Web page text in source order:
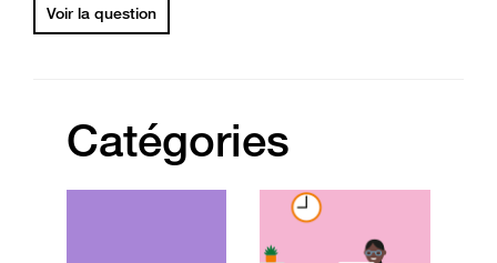
Voir la question
Catégories